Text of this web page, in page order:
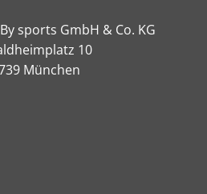
sports GmbH & Co. KG
10
München